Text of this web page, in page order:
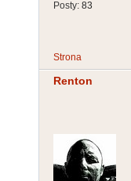
Posty: 83
Strona
Renton